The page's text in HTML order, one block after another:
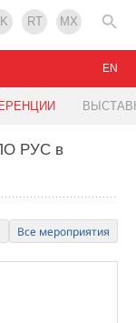
RT MX
EN
РУС в
Все мероприятия